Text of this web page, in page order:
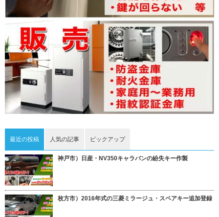
最近の投稿 人気の記事 ピックアップ
神戸市）日産・NV350キャラバンの紛失キー作製
枚方市）2016年式の三菱ミラージュ・スペアキー追加登録